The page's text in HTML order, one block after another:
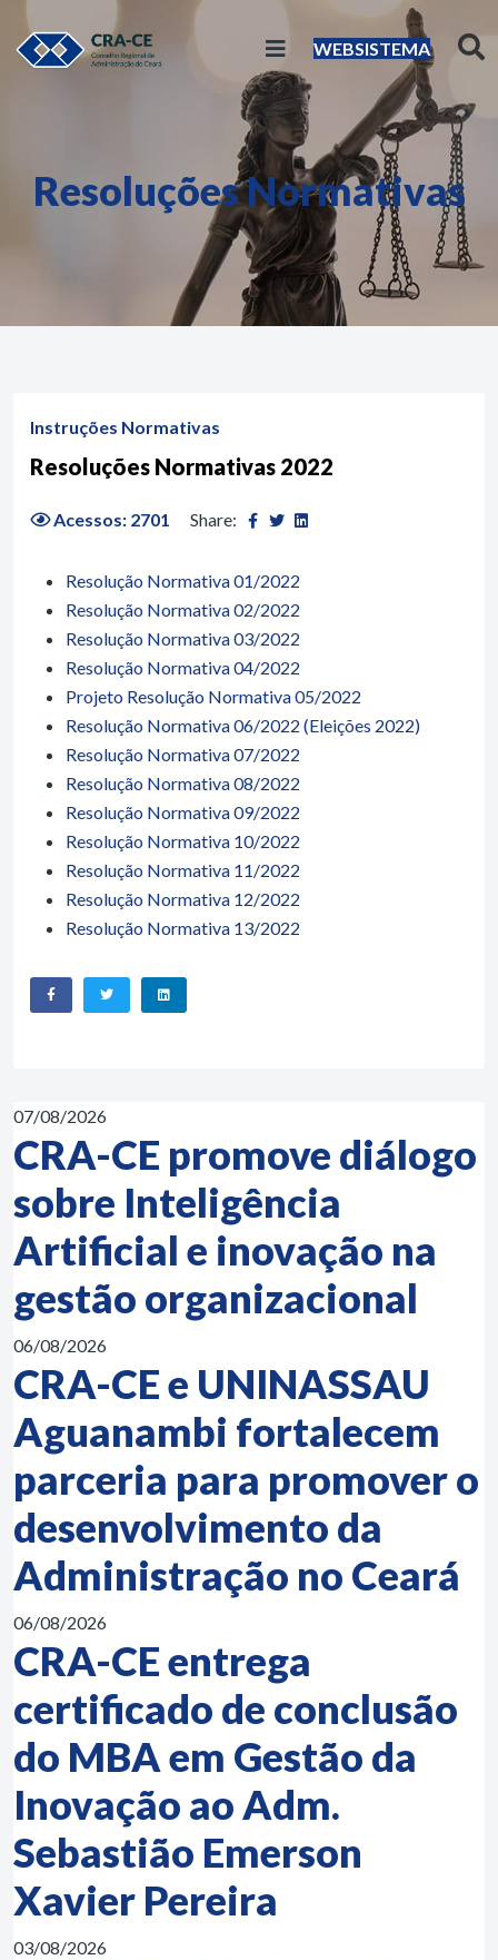
WEBSISTEMA
Resoluções Normativas
Instruções Normativas
Resoluções Normativas 2022
Acessos: 2701 Share:
Resolução Normativa 01/2022
Resolução Normativa 02/2022
Resolução Normativa 03/2022
Resolução Normativa 04/2022
Projeto Resolução Normativa 05/2022
Resolução Normativa 06/2022 (Eleições 2022)
Resolução Normativa 07/2022
Resolução Normativa 08/2022
Resolução Normativa 09/2022
Resolução Normativa 10/2022
Resolução Normativa 11/2022
Resolução Normativa 12/2022
Resolução Normativa 13/2022
07/08/2026
CRA-CE promove diálogo
sobre Inteligência
Artificial e inovação na
gestão organizacional
06/08/2026
CRA-CE e UNINASSAU
Aguanambi fortalecem
parceria para promover o
desenvolvimento da
Administração no Ceará
06/08/2026
CRA-CE entrega
certificado de conclusão
do MBA em Gestão da
Inovação ao Adm.
Sebastião Emerson
Xavier Pereira
03/08/2026